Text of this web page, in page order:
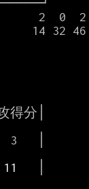
分│
3   │
11